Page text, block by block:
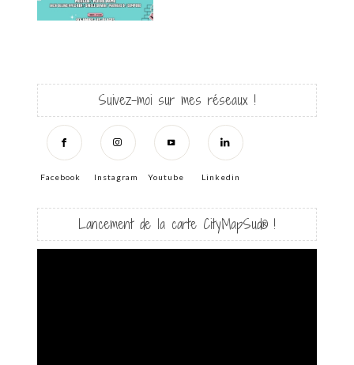
Suivez-moi sur mes réseaux !
Facebook Instagram Youtube Linkedin
Lancement de la carte CityMapSud® !